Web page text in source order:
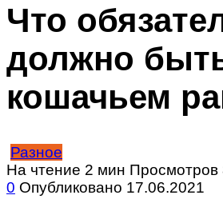
Что
должно
кошачьем
Разное
На чтение 2 мин Просмотров
0 Опубликовано 17.06.2021